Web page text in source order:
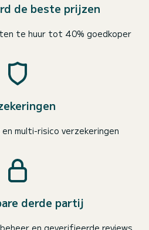
de beste prijzen
te huur tot 40% goedkoper
multi-risico verzekeringen
derde partij
en geverifieerde reviews